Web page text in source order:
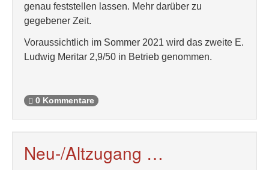
genau feststellen lassen. Mehr darüber zu
gegebener Zeit.
Voraussichtlich im Sommer 2021 wird das zweite E.
Ludwig Meritar 2,9/50 in Betrieb genommen.
0 Kommentare
Neu-/Altzugang …